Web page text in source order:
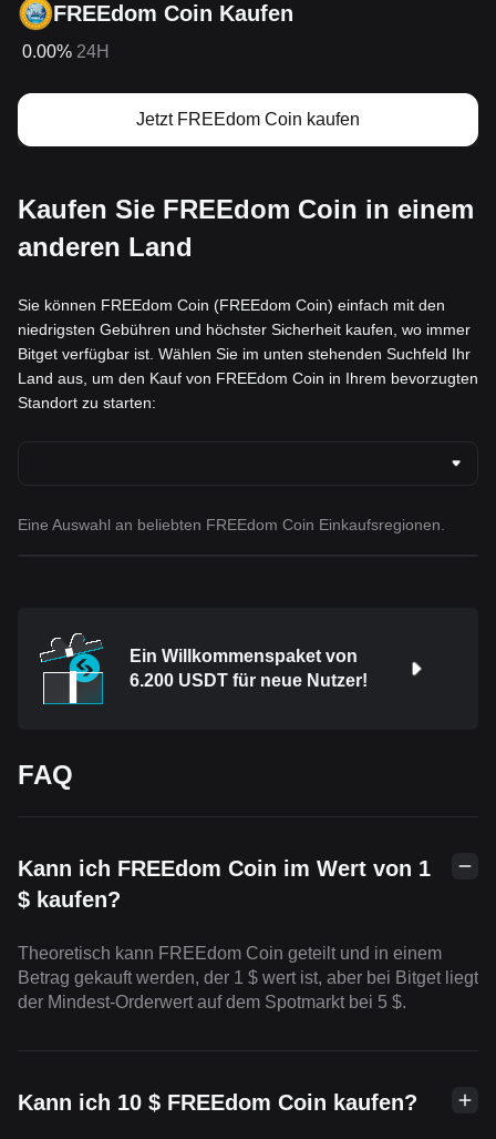
FREEdom Coin Kaufen
0.00% 24H
Jetzt FREEdom Coin kaufen
Kaufen Sie FREEdom Coin in einem
anderen Land
Sie können FREEdom Coin (FREEdom Coin) einfach mit den
niedrigsten Gebühren und höchster Sicherheit kaufen, wo immer
Bitget verfügbar ist. Wählen Sie im unten stehenden Suchfeld Ihr
Land aus, um den Kauf von FREEdom Coin in Ihrem bevorzugten
Standort zu starten:
Eine Auswahl an beliebten FREEdom Coin Einkaufsregionen.
Ein Willkommenspaket von
6.200 USDT für neue Nutzer!
FAQ
Kann ich FREEdom Coin im Wert von 1
$ kaufen?
Theoretisch kann FREEdom Coin geteilt und in einem
Betrag gekauft werden, der 1 $ wert ist, aber bei Bitget liegt
der Mindest-Orderwert auf dem Spotmarkt bei 5 $.
Kann ich 10 $ FREEdom Coin kaufen?